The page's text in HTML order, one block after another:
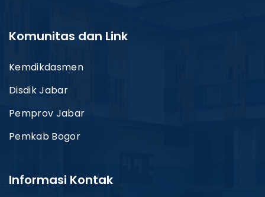
Komunitas dan Link
Kemdikdasmen
Disdik Jabar
Pemprov Jabar
Pemkab Bogor
Informasi Kontak